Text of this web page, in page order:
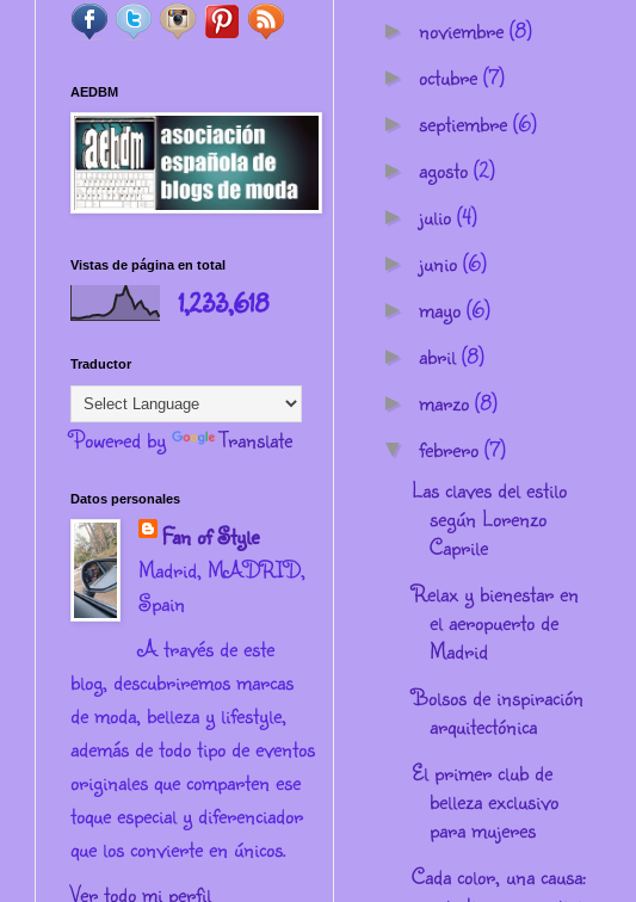
AEDBM
Vistas de página en total
1,233,618
Traductor
Powered by Translate
Datos personales
Fan of Style
Madrid, MADRID,
Spain
A través de este
blog, descubriremos marcas
de moda, belleza y lifestyle,
además de todo tipo de eventos
originales que comparten ese
toque especial y diferenciador
que los convierte en únicos.
Ver todo mi perfil
► noviembre(8)
► octubre(7)
► septiembre(6)
► agosto(2)
► julio(4)
► junio(6)
► mayo(6)
► abril(8)
► marzo(8)
▼ febrero(7)
Las claves del estilo
según Lorenzo
Caprile
Relax y bienestar en
el aeropuerto de
Madrid
Bolsos de inspiración
arquitectónica
El primer club de
belleza exclusivo
para mujeres
Cada color, una causa: